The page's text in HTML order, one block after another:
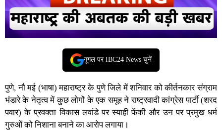
गूगल पर IBC24 News चुनें
पुणे, नौ मई (भाषा) महाराष्ट्र के पुणे जिले में शनिवार को कीर्तनकार संग्राम
भंडारे के नेतृत्व में कुछ लोगों के एक समूह ने राष्ट्रवादी कांग्रेस पार्टी (शरद
पवार) के प्रवक्ता विकास लवांडे पर स्याही फेंकी और उन पर प्रमुख धर्म
गुरुओं को निशाना बनाने का आरोप लगाया।